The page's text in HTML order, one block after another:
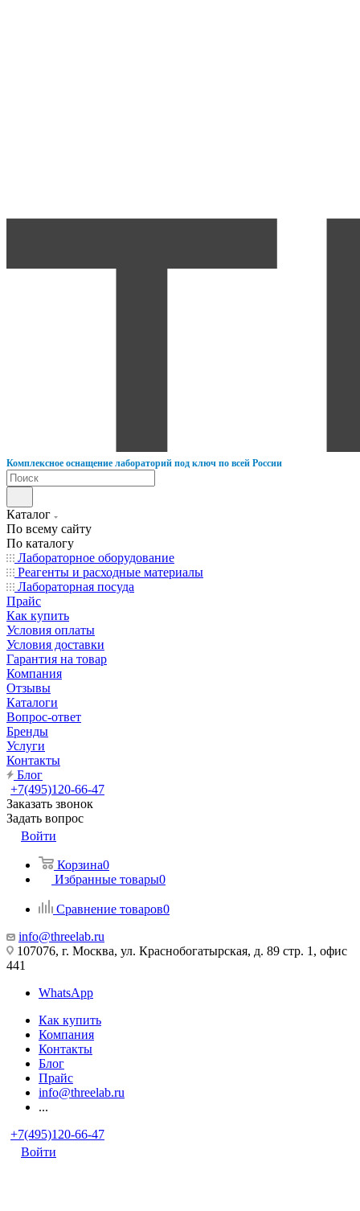
Комплексное оснащение лабораторий под ключ по всей России
Каталог
По всему сайту
По каталогу
Лабораторное оборудование
Реагенты и расходные материалы
Лабораторная посуда
Прайс
Как купить
Условия оплаты
Условия доставки
Гарантия на товар
Компания
Отзывы
Каталоги
Вопрос-ответ
Бренды
Услуги
Контакты
Блог
+7(495)120-66-47
Заказать звонок
Задать вопрос
Войти
Корзина0
Избранные товары0
Сравнение товаров0
info@threelab.ru
107076, г. Москва, ул. Краснобогатырская, д. 89 стр. 1, офис
441
WhatsApp
Как купить
Компания
Контакты
Блог
Прайс
info@threelab.ru
...
+7(495)120-66-47
Войти